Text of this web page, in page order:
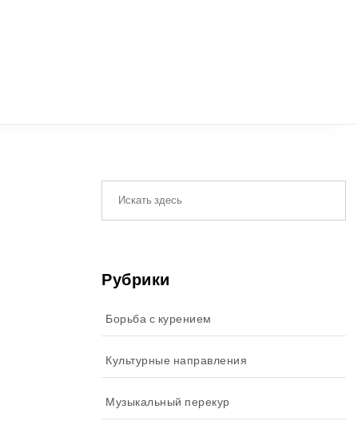
Рубрики
Борьба с курением
Культурные направления
Музыкальный перекур